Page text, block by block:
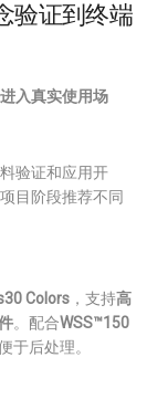
验证到终端
入真实使用场
验证和应用开
目阶段推荐不同
Colors ，支持高
。配合WSS™150
于后处理。